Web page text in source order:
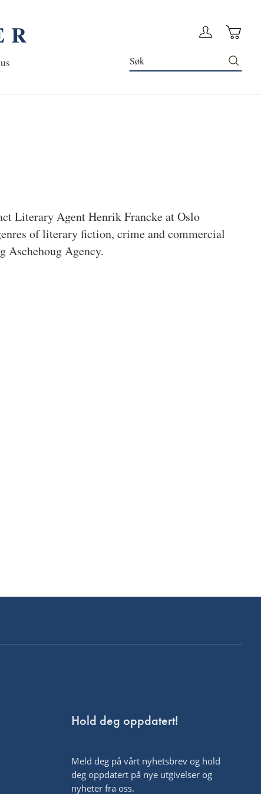
Logg
Søk
Literary Agent Henrik Francke at Oslo
of literary fiction, crime and commercial
Aschehoug Agency.
Hold deg oppdatert!
Meld deg på vårt nyhetsbrev og hold
deg oppdatert på nye utgivelser og
nyheter fra oss.